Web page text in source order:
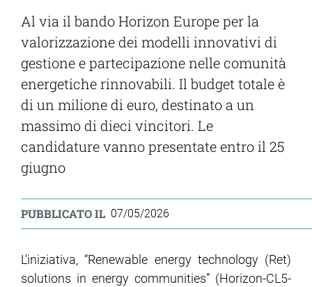
Al via il bando Horizon Europe per la
valorizzazione dei modelli innovativi di
gestione e partecipazione nelle comunità
energetiche rinnovabili. Il budget totale è
di un milione di euro, destinato a un
massimo di dieci vincitori. Le
candidature vanno presentate entro il 25
giugno
PUBBLICATO IL 07/05/2026
L'iniziativa, “Renewable energy technology (Ret)
solutions in energy communities” (Horizon-CL5-